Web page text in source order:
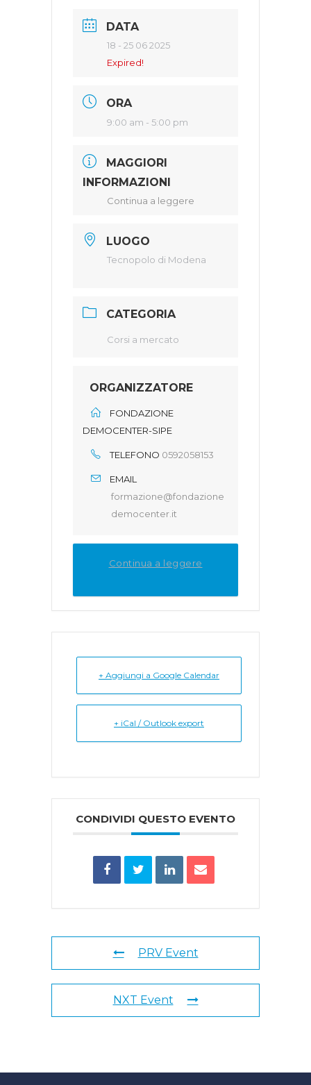
DATA
18 - 25 06 2025
Expired!
ORA
9:00 am - 5:00 pm
MAGGIORI
INFORMAZIONI
Continua a leggere
LUOGO
Tecnopolo di Modena
CATEGORIA
Corsi a mercato
ORGANIZZATORE
FONDAZIONE
DEMOCENTER-SIPE
TELEFONO 0592058153
EMAIL
formazione@fondazione
democenter.it
Continua a leggere
+ Aggiungi a Google Calendar
+ iCal / Outlook export
CONDIVIDI QUESTO EVENTO
PRV Event
NXT Event